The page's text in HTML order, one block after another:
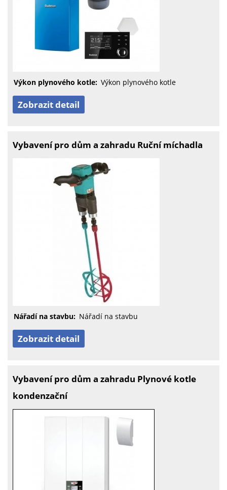
Výkon plynového kotle: Výkon plynového kotle
Zobrazit detail
Vybavení pro dům a zahradu Ruční míchadla
Nářadí na stavbu: Nářadí na stavbu
Zobrazit detail
Vybavení pro dům a zahradu Plynové kotle
kondenzační